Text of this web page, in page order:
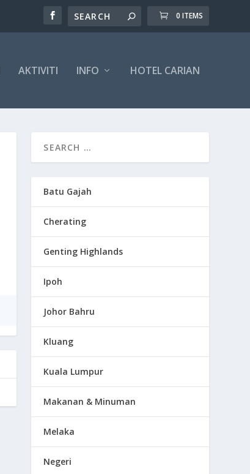
0 ITEMS
AKTIVITI INFO HOTEL CARIAN
Batu Gajah
Cherating
Genting Highlands
Ipoh
Johor Bahru
Kluang
Kuala Lumpur
Makanan & Minuman
Melaka
Negeri